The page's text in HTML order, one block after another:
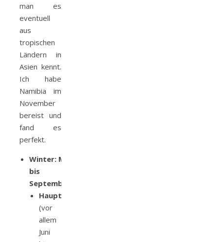
man es
eventuell
aus
tropischen
Ländern in
Asien kennt.
Ich habe
Namibia im
November
bereist und
fand es
perfekt.
Winter: Mai
bis
September
Hauptsaison
(vor
allem
Juni